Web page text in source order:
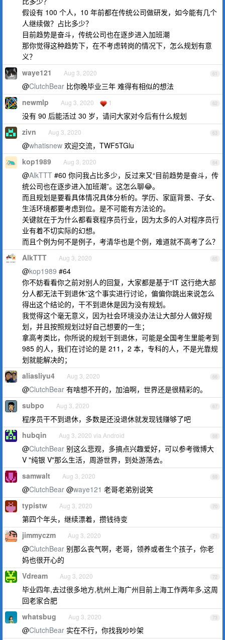
假设有 100 个人，10 年前都在传统公司做研发，如今能有几个
人继续做？占比多少？
目前趋势是奋斗，传统公司也在逐步进入加班潮
那你觉得这种趋势下，在不考虑转岗的情况下，怎么规划有意
义？
61
waye121 Aug 3, 2020
@ClutchBear 比你晚毕业三年 难得有相似的想法
62
newmlp Aug 3, 2020 1
没有 90 后能活过 30 岁，请问大家对今后有什么规划
63
zivn Aug 3, 2020
@whatisnew 欢迎交流，TWF5TGlu
64
kop1989 Aug 3, 2020
@AlkTTT #60 你问我占比多少，反过来又“目前趋势是奋斗，传
统公司也在逐步进入加班潮”。这怎么聊😂。
而且规划是要看具体情况具体分析的。学历、家庭背景、子女、
生活环境都要考虑到位。是不可能有方法论的。
关键就在于为什么都看衰程序员行业，因为太多的人对程序员行
业有着不切实际的幻想。
而且个例为何不是例子，考清华也是个例，难道就不高考了么？
65
AlkTTT Aug 3, 2020
@kop1989 #64
你不妨看看你之前对别人的回复，大家都是基于“IT 这行绝大部
分人都无法干到退休”这个事实进行讨论，偏偏你跳出来说怎么
得出这个结论的，干不到退休是因为没有规划。
我觉得这个毫无意义，因为社会环境没办法让大部分人做好规
划，并且按照规划过好自己想要的一生；
拿高考类比，你所说的规划干到退休，可能是全国考生里能考到
985 的人，我们在讨论的是 211，2 本，专科的人，不是光靠规
划就能解决的；
66
aliasliyu4 Aug 3, 2020
@ClutchBear 有啥想不开的，加油啊，世界还是很精彩的。
67
subpo Aug 3, 2020
程序员干不到退休，多数是还没退休就发现钱赚够了吧
68
hubqin Aug 3, 2020 via Android
@ClutchBear 别这么悲观，多搞点兴趣爱好，可以参考微博大
V "纯银 V"那么生活，周游世界，到处游荡去。
69
samwalt Aug 3, 2020
@ClutchBear @waye121 老哥老弟别说笑
70
typistw Aug 3, 2020
第四个年头，继续漂着，攒钱待变
71
jimmyczm Aug 3, 2020
@ClutchBear 别那么丧气啊，老哥，领养或者生个孩子，你老
妈也很开心的
72
Vdream Aug 3, 2020
毕业四年,去过很多地方,杭州上海广州目前上海工作两年多,这周
回老家合肥
73
whatsbug Aug 3, 2020
@ClutchBear 实在不行，你找我吵吵架